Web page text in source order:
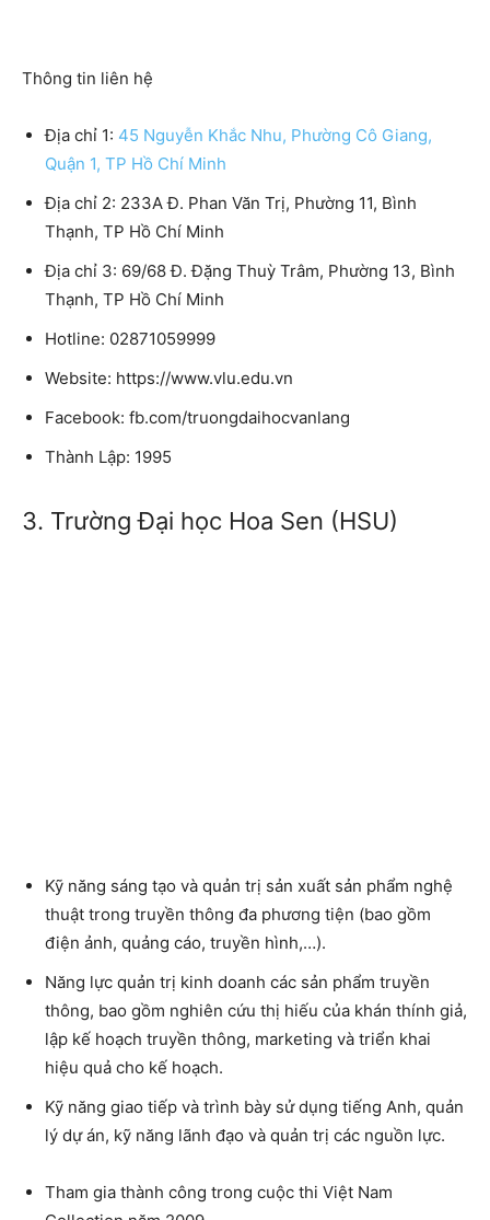
Thông tin liên hệ
Địa chỉ 1: 45 Nguyễn Khắc Nhu, Phường Cô Giang,
Quận 1, TP Hồ Chí Minh
Địa chỉ 2: 233A Đ. Phan Văn Trị, Phường 11, Bình
Thạnh, TP Hồ Chí Minh
Địa chỉ 3: 69/68 Đ. Đặng Thuỳ Trâm, Phường 13, Bình
Thạnh, TP Hồ Chí Minh
Hotline: 02871059999
Website: https://www.vlu.edu.vn
Facebook: fb.com/truongdaihocvanlang
Thành Lập: 1995
3. Trường Đại học Hoa Sen (HSU)
Kỹ năng sáng tạo và quản trị sản xuất sản phẩm nghệ
thuật trong truyền thông đa phương tiện (bao gồm
điện ảnh, quảng cáo, truyền hình,…).
Năng lực quản trị kinh doanh các sản phẩm truyền
thông, bao gồm nghiên cứu thị hiếu của khán thính giả,
lập kế hoạch truyền thông, marketing và triển khai
hiệu quả cho kế hoạch.
Kỹ năng giao tiếp và trình bày sử dụng tiếng Anh, quản
lý dự án, kỹ năng lãnh đạo và quản trị các nguồn lực.
Tham gia thành công trong cuộc thi Việt Nam